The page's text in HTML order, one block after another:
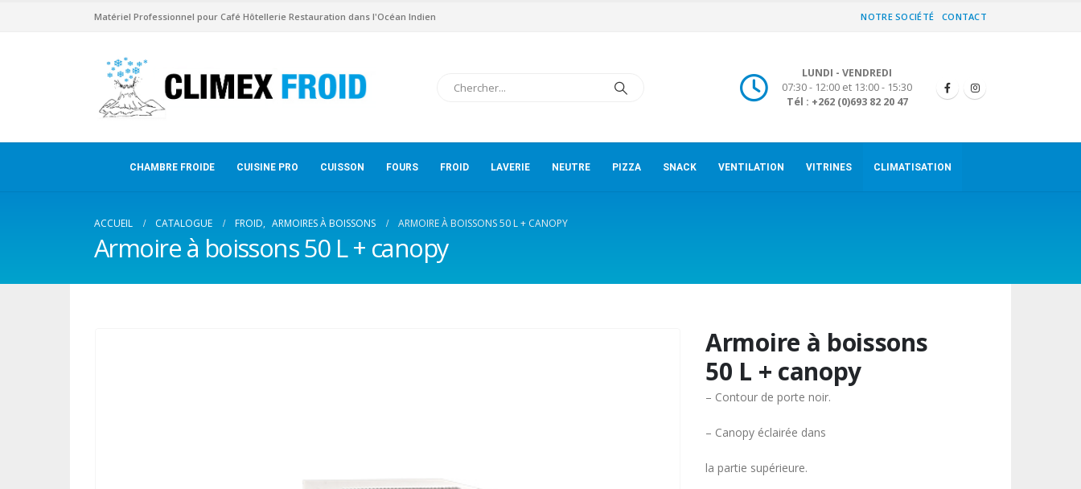
Matériel Professionnel pour Café Hôtellerie Restauration dans l'Océan Indien NOTRE SOCIÉTÉ CONTACT
LUNDI - VENDREDI
07:30 - 12:00 et 13:00 - 15:30
Tél : +262 (0)693 82 20 47
CHAMBRE FROIDE CUISINE PRO CUISSON FOURS FROID LAVERIE NEUTRE PIZZA SNACK VENTILATION VITRINES CLIMATISATION
ACCUEIL CATALOGUE FROID, ARMOIRES À BOISSONS ARMOIRE À BOISSONS 50 L + CANOPY
Armoire à boissons 50 L + canopy
Armoire à boissons
50 L + canopy
– Contour de porte noir.
– Canopy éclairée dans
la partie supérieure.